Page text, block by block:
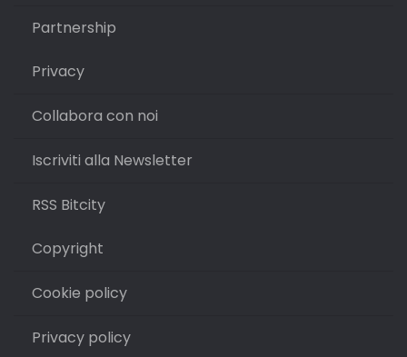
Partnership
Privacy
Collabora con noi
Iscriviti alla Newsletter
RSS Bitcity
Copyright
Cookie policy
Privacy policy